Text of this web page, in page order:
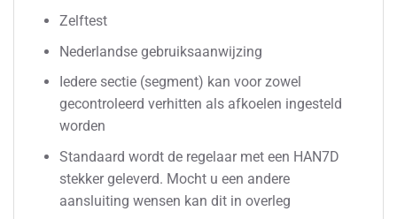
Zelftest
Nederlandse gebruiksaanwijzing
Iedere sectie (segment) kan voor zowel
gecontroleerd verhitten als afkoelen ingesteld
worden
Standaard wordt de regelaar met een HAN7D
stekker geleverd. Mocht u een andere
aansluiting wensen kan dit in overleg